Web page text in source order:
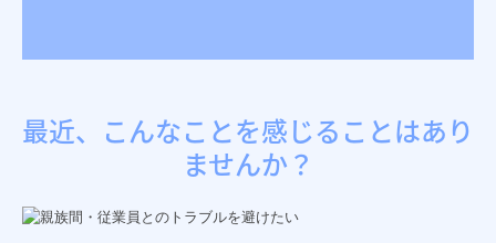
創業支援
社会保険労務士サービス
最近、こんなことを感じることはあり
ませんか？